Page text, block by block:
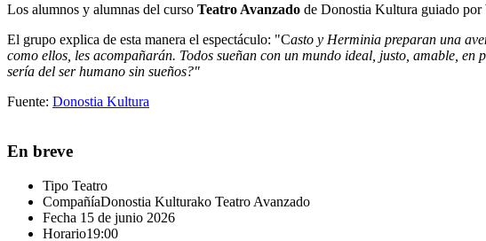
Los alumnos y alumnas del curso Teatro Avanzado de Donostia Kultura guiado por
El grupo explica de esta manera el espectáculo: "Casto y Herminia preparan una
como ellos, les acompañarán. Todos sueñan con un mundo ideal, justo, amable,
sería del ser humano sin sueños?"
Fuente: Donostia Kultura
En breve
Tipo Teatro
CompañíaDonostia Kulturako Teatro Avanzado
Fecha 15 de junio 2026
Horario19:00